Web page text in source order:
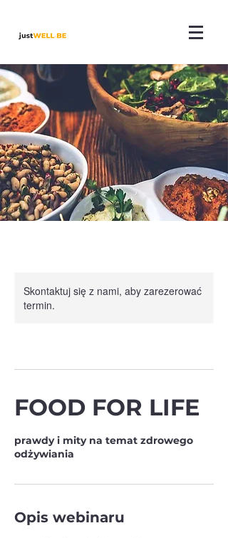
Skontaktuj się z nami, aby zarezerować
termin.
FOOD FOR LIFE
prawdy i mity na temat zdrowego
odżywiania
Opis webinaru